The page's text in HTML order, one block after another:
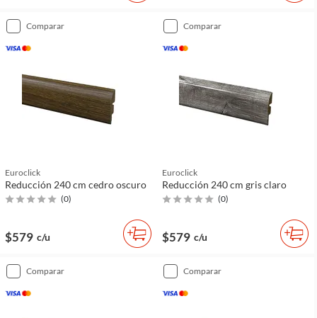
comparar
Euroclick
Reducción 240 cm cedro oscuro
(0)
$579 c/u
comparar
Euroclick
Reducción 240 cm gris claro
(0)
$579 c/u
comparar comparar